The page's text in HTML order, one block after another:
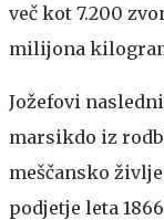
več kot 7.200
milijona
Jožefovi
marsikdo iz
meščansko
podjetje leta